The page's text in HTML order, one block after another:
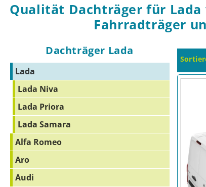
Qualität Dachträger für Lada
Fahrradträger
Kategorie:
Dachträger Lada
Lada
Lada Niva
Lada Priora
Lada Samara
Alfa Romeo
Aro
Audi